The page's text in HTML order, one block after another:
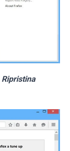
Ripristina